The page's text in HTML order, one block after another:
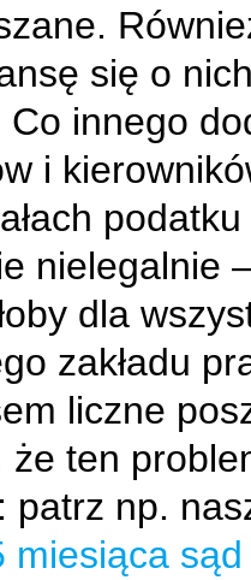
się o
innego
i
nielegalnie
dla
zakładu
liczne
że ten
patrz np.
miesiąca